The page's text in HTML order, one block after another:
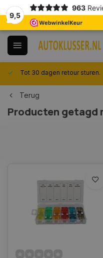
9,5
963
Tot 30 dagen retour sturen.
Terug
Producten getagd